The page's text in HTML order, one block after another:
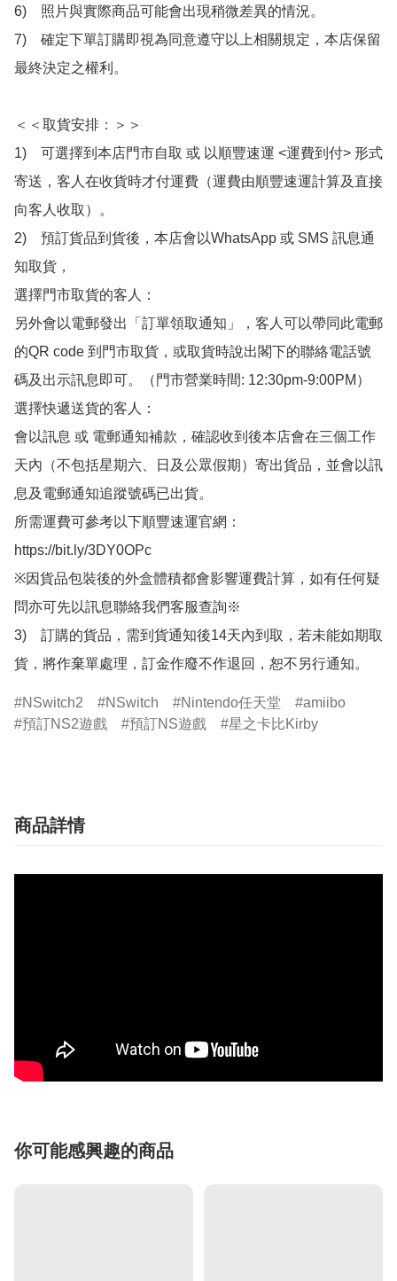
6)　照片與實際商品可能會出現稍微差異的情況。
7)　確定下單訂購即視為同意遵守以上相關規定，本店保留
最終決定之權利。
＜＜取貨安排：＞＞
1)　可選擇到本店門市自取 或 以順豐速運 <運費到付> 形式
寄送，客人在收貨時才付運費（運費由順豐速運計算及直接
向客人收取）。
2)　預訂貨品到貨後，本店會以WhatsApp 或 SMS 訊息通
知取貨，
選擇門市取貨的客人：
另外會以電郵發出「訂單領取通知」，客人可以帶同此電郵
的QR code 到門市取貨，或取貨時說出閣下的聯絡電話號
碼及出示訊息即可。（門市營業時間: 12:30pm-9:00PM）
選擇快遞送貨的客人：
會以訊息 或 電郵通知補款，確認收到後本店會在三個工作
天內（不包括星期六、日及公眾假期）寄出貨品，並會以訊
息及電郵通知追蹤號碼已出貨。
所需運費可參考以下順豐速運官網：
https://bit.ly/3DY0OPc
※因貨品包裝後的外盒體積都會影響運費計算，如有任何疑
問亦可先以訊息聯絡我們客服查詢※
3)　訂購的貨品，需到貨通知後14天內到取，若未能如期取
貨，將作棄單處理，訂金作廢不作退回，恕不另行通知。
NSwitch2 NSwitch Nintendo任天堂
amiibo
預訂NS2遊戲
預訂NS遊戲 星之卡比Kirby
商品詳情
你可能感興趣的商品